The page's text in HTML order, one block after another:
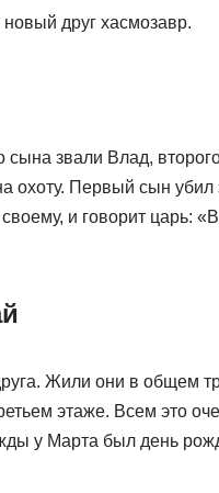
друг хасмозавр.
звали Влад,
Первый сын убил
и говорит царь:
Жили они в общем
этаже. Всем это
у Марта был день